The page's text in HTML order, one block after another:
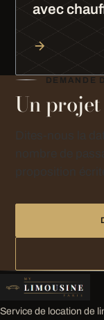
avec
DEMANDE
Un
Service de location de